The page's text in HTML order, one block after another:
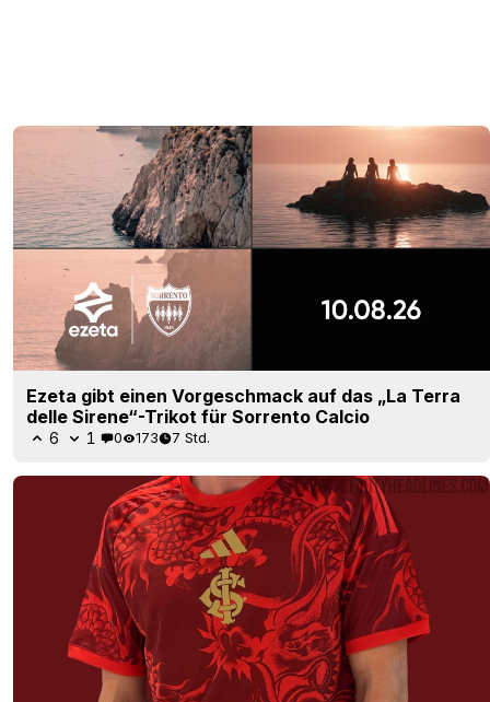
Ezeta gibt einen Vorgeschmack auf das „La Terra
delle Sirene“-Trikot für Sorrento Calcio
6 1 0 173 7 Std.